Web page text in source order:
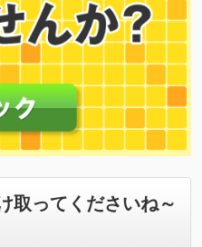
取ってくださいね～